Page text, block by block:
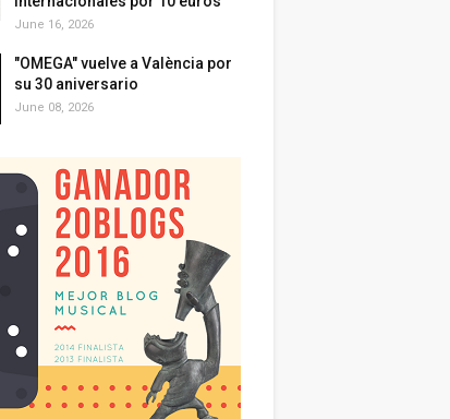
June 16, 2026
"OMEGA" vuelve a València por
su 30 aniversario
June 08, 2026